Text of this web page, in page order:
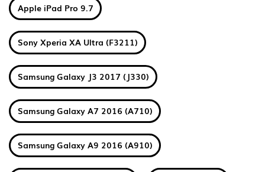
Apple iPad Pro 9.7
Sony Xperia XA Ultra (F3211)
Samsung Galaxy J3 2017 (J330)
Samsung Galaxy A7 2016 (A710)
Samsung Galaxy A9 2016 (A910)